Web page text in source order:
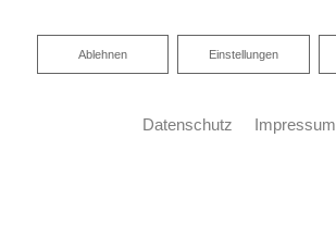
Einstellungen
Ablehnen
Ablehnen
Datenschutz Impressum